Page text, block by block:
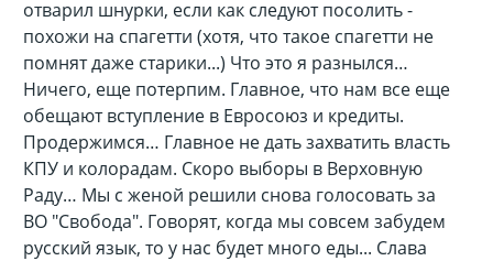
отварил шнурки, если как следуют посолить -
похожи на спагетти (хотя, что такое спагетти не
помнят даже старики...) Что это я разнылся…
Ничего, еще потерпим. Главное, что нам все еще
обещают вступление в Евросоюз и кредиты.
Продержимся… Главное не дать захватить власть
КПУ и колорадам. Скоро выборы в Верховную
Раду… Мы с женой решили снова голосовать за
ВО "Свобода". Говорят, когда мы совсем забудем
русский язык, то у нас будет много еды... Слава